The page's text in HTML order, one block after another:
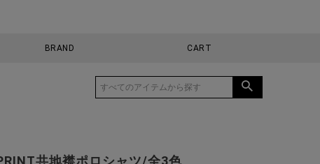
BRAND CART
共地襟ポロシャツ/全3色